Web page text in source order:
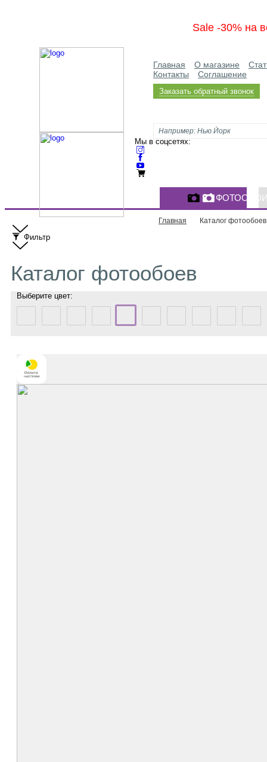
Sale -30% на
Главная О магазине
Контакты
Соглашение
Заказать обратный звонок
Мы в соцсетях:
Главная Каталог фотообоев
Фильтр
Каталог фотообоев
Выберите цвет: